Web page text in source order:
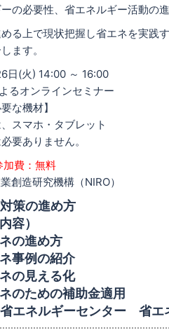
の必要性、省エネルギー活動の
る上で現状把握し省エネを実
ます。
(火) 14:00 ～ 16:00
オンラインセミナー
な機材】
マホ・タブレット
ありません。
加費：無料
造研究機構（NIRO）
策の進め方
）
め方
の紹介
える化
の補助金適用
エネルギーセンター 省